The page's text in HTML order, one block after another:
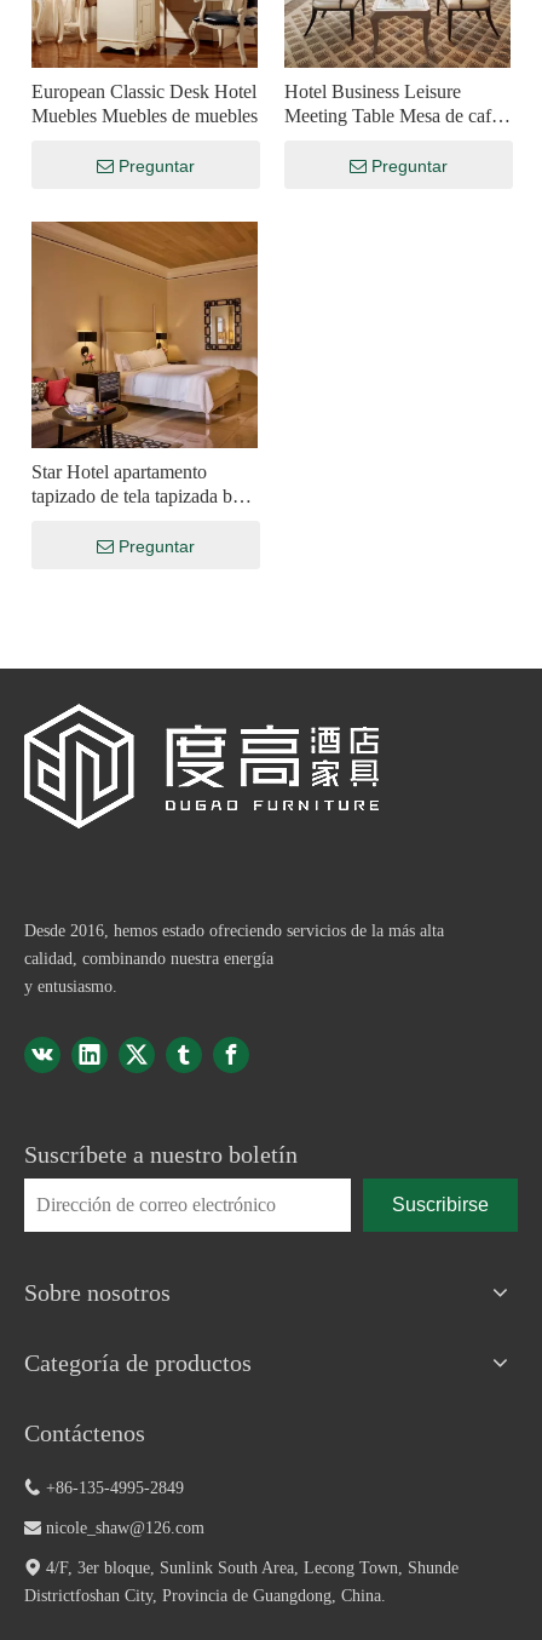
European Classic Desk Hotel
Muebles Muebles de muebles
Preguntar
Hotel Business Leisure
Meeting Table Mesa de café
PersonalizaciónPreguntar
Star Hotel apartamento
tapizado de tela tapizada base
Preguntar
Desde 2016, hemos estado ofreciendo servicios de la más alta
calidad, combinando nuestra energía
y entusiasmo.
Suscríbete a nuestro boletín
Suscribirse
Sobre nosotros
Categoría de productos
Contáctenos
 +86-135-4995-2849
 nicole_shaw@126.com
 4/F, 3er bloque, Sunlink South Area, Lecong Town, Shunde
Districtfoshan City, Provincia de Guangdong, China.